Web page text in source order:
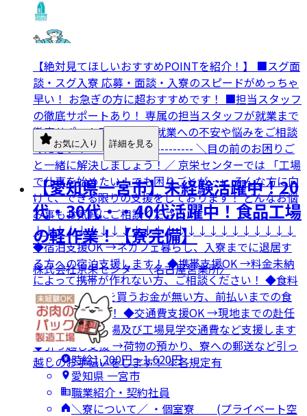
【絶対見てほしいおすすめPOINTを紹介！】 ■スグ面
談・スグ入寮 応募・面談・入寮のスピードがめっちゃ
早い！ お急ぎの方に超おすすめです！ ■担当スタッフ
の徹底サポートあり！ 専属の担当スタッフが就業まで
徹底サポート致します。 就業への不安や悩みをご相談
ください！ ------------------------- ＼目の前のお困りご
と一緒に解決しましょう！／ 京栄センターでは 「工場
で仕事を始めたい！でも困りごとが…」 そんな方に向
けて、できる限りの支援をしております！ どんなお悩
み事もお気軽にご相談ください！
↓↓↓↓↓↓↓↓↓↓↓↓↓↓↓↓↓↓↓↓↓↓↓↓
◆宿泊支援OK →ネカフェ暮らし、入寮までに退居す
る方への宿泊支援します！ ◆携帯支援OK →料金未納
によって携帯が作れない方、ご相談ください！ ◆食料
支援OK →食事を買うお金が無い方、前払いまでの食
事の補助します！ ◆交通費支援OK →現地までの赴任
交通費や面接来場及び工場見学交通費など支援します
◆引っ越し支援 →荷物の預かり、寮への郵送など引っ
越しのお手伝いをします！ ※各規定有
お気に入り 詳細を見る
【愛知県一宮市】未経験活躍中！20
代・30代・・40代活躍中！食品工場
の軽作業！【寮完備】
株式会社京栄センター〈名古屋営業所〉
時給1,200円〜1,620円
愛知県 一宮市
職業紹介・契約社員
＼寮について／ ・個室寮 (プライベート空